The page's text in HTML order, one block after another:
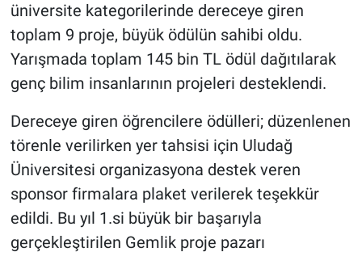
üniversite kategorilerinde dereceye giren
toplam 9 proje, büyük ödülün sahibi oldu.
Yarışmada toplam 145 bin TL ödül dağıtılarak
genç bilim insanlarının projeleri desteklendi.
Dereceye giren öğrencilere ödülleri; düzenlenen
törenle verilirken yer tahsisi için Uludağ
Üniversitesi organizasyona destek veren
sponsor firmalara plaket verilerek teşekkür
edildi. Bu yıl 1.si büyük bir başarıyla
gerçekleştirilen Gemlik proje pazarı